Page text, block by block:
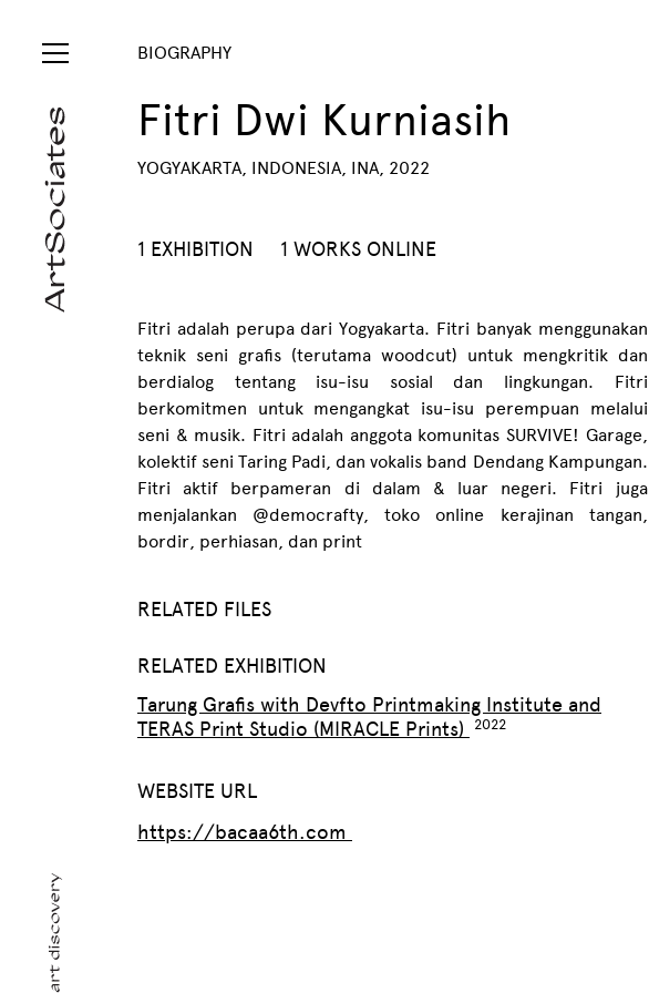
BIOGRAPHY
Fitri Dwi Kurniasih
YOGYAKARTA, INDONESIA, INA, 2022
1 EXHIBITION 1 WORKS ONLINE
Fitri adalah perupa dari Yogyakarta. Fitri banyak menggunakan
teknik seni grafis (terutama woodcut) untuk mengkritik dan
berdialog tentang isu-isu sosial dan lingkungan. Fitri
berkomitmen untuk mengangkat isu-isu perempuan melalui
seni & musik. Fitri adalah anggota komunitas SURVIVE! Garage,
kolektif seni Taring Padi, dan vokalis band Dendang Kampungan.
Fitri aktif berpameran di dalam & luar negeri. Fitri juga
menjalankan @democrafty, toko online kerajinan tangan,
bordir, perhiasan, dan print
RELATED FILES
RELATED EXHIBITION
Tarung Grafis with Devfto Printmaking Institute and
TERAS Print Studio (MIRACLE Prints)
WEBSITE URL
https://bacaa6th.com